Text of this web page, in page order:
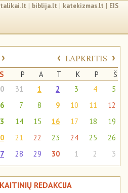
| biblija.lt | katekizmas.lt | EIS
› ‹ LAPKRITIS ›
S P A T K P
Š
31 1 2 3 4
5
6 7 8 9 10 11
12
14 15 16 17 18
19
21 22 23 24 25
26
28 29 30 1 2 3
REDAKCIJA